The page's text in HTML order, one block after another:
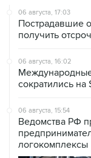
06 августа, 17:03
Пострадавшие
получить
06 августа, 16:02
сократились на
06 августа, 15:54
Ведомства РФ
логокомплексы